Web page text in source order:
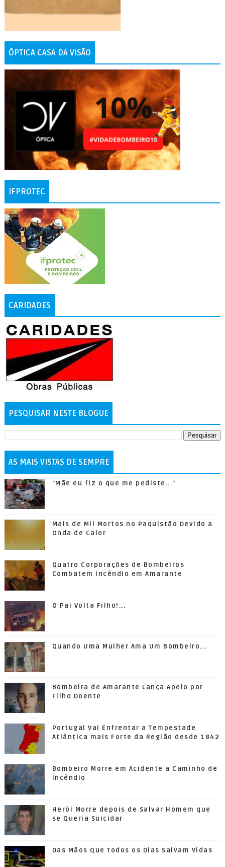
ÓPTICA CASA DA VISÃO
IFPROTEC
CARIDADES
PESQUISAR NESTE BLOGUE
AS MAIS VISTAS DE SEMPRE
"Mãe eu fiz o que me pediste..."
Mais de Mil Mortos no Paquistão Devido a
Onda de Calor
Quatro Corporações de Bombeiros
Combatem Incêndio em Amarante
O Pai Volta Filho!...
Quando Uma Mulher Ama Um Bombeiro...
Bombeira de Amarante Lança Apelo por
Filho Doente
Portugal Vai Enfrentar a Tempestade
Atlântica mais Forte da Região desde 1842
Bombeiro Morre em Acidente a Caminho de
Incêndio
Herói Morre depois de Salvar Homem que
se Queria Suicidar
Das Mãos Que Todos os Dias Salvam Vidas